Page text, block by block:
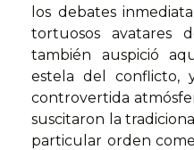
los debates
tortuosos avatares
también auspició
estela del conflicto,
controvertida
suscitaron la
particular orden